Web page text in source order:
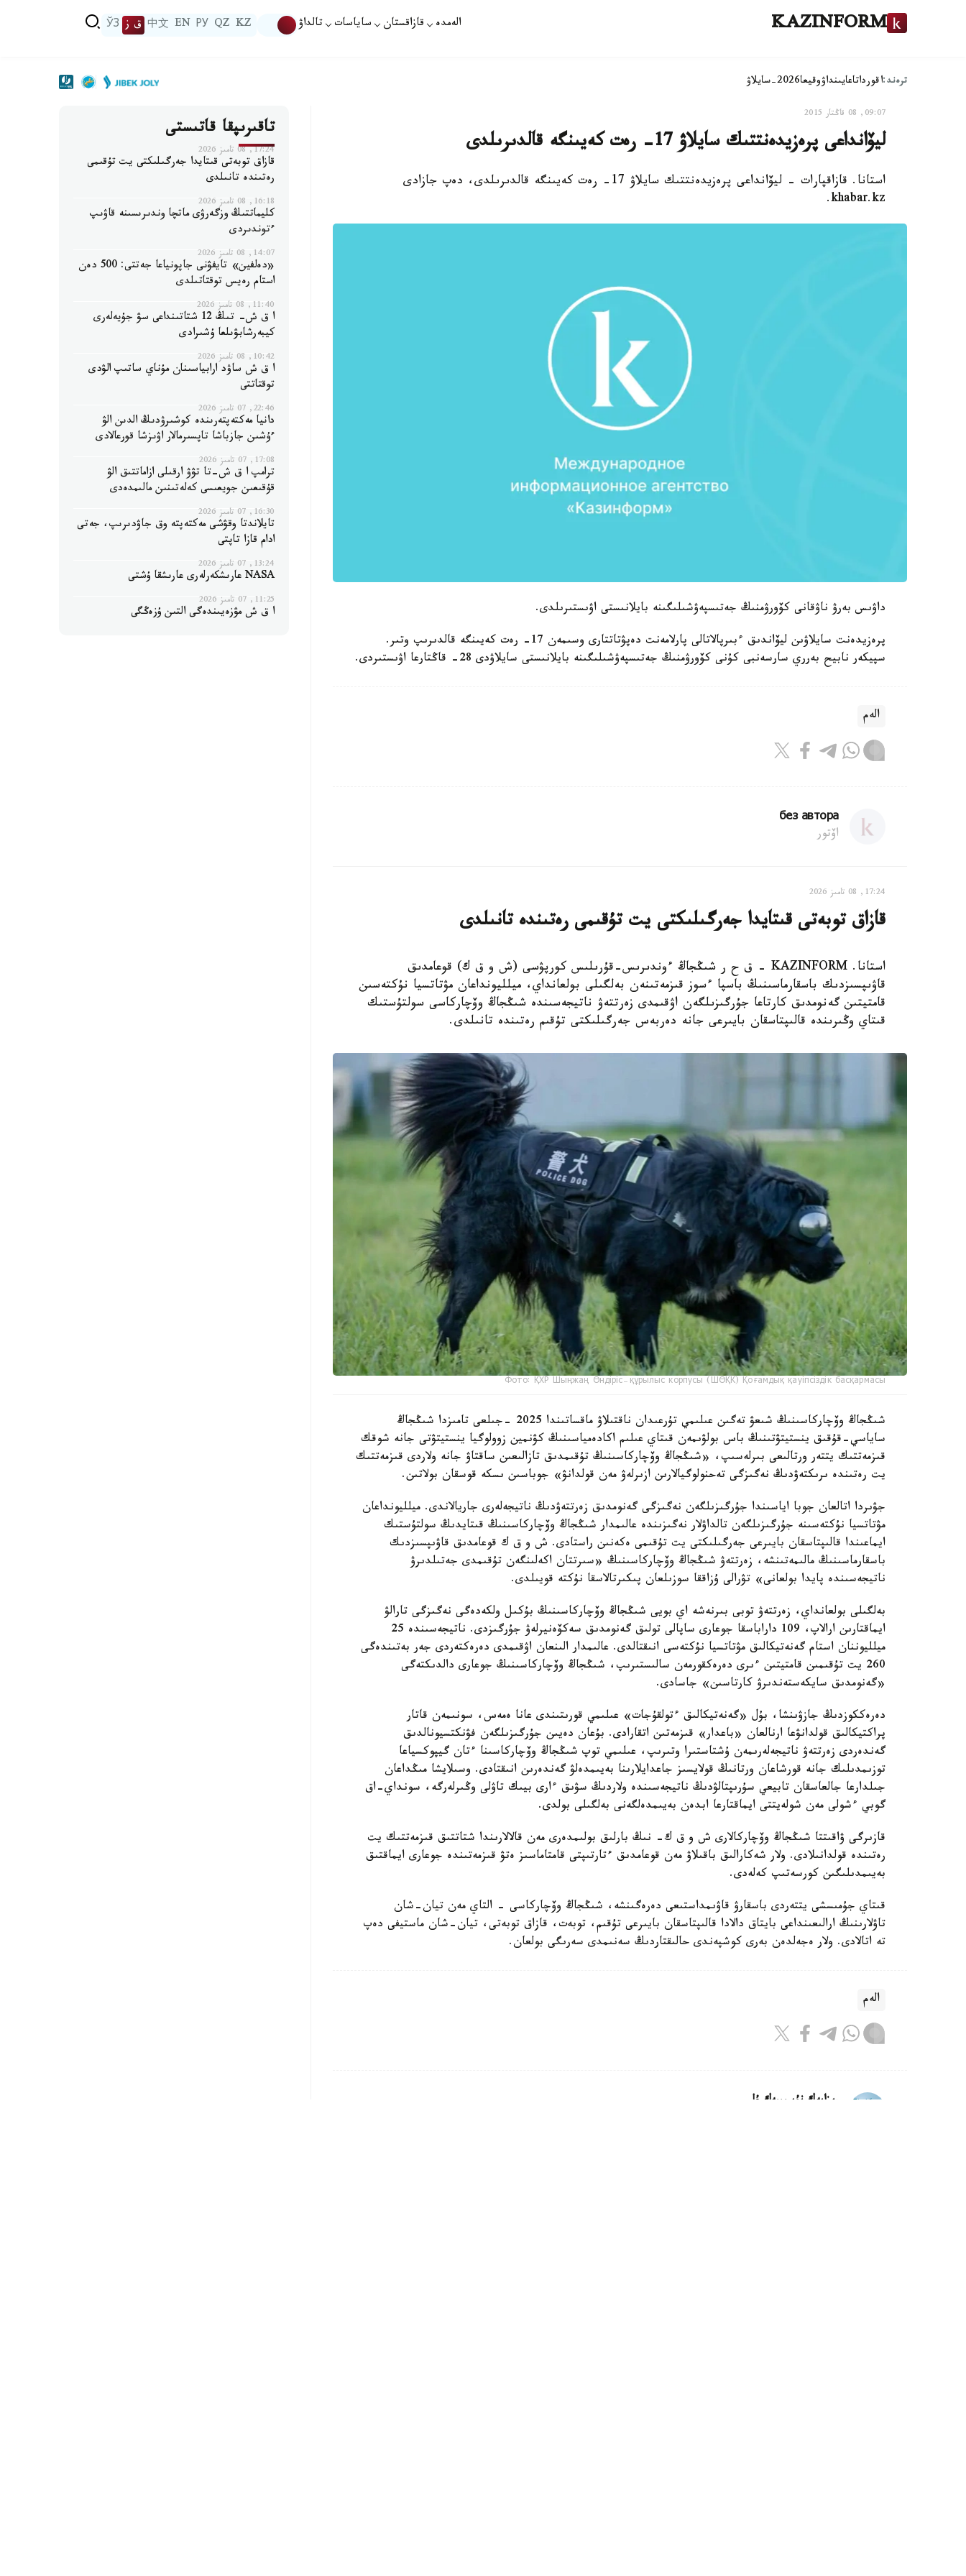
KAZINFORM الەمدە قازاقستان ساياسات تالداۋ KZ
QZ
РУ
EN
中文 ق ز ЎЗ
ترەند:اقورداتاعايىنداۋوقيعا2026-سايلاۋ
09:07, 08 قاڭتار 2015
ليۆانداعى پرەزيدەنتتىك سايلاۋ 17- رەت كەيىنگە قالدىرىلدى
استانا. قازاقپارات - ليۆانداعى پرەزيدەنتتىك سايلاۋ 17- رەت كەيىنگە قالدىرىلدى، دەپ جازادى
khabar.kz.
داۋىس بەرۋ ناۋقانى كۆورۋمنىڭ جەتىسپەۋشىلىگىنە بايلانىستى اۋىستىرىلدى.
پرەزيدەنت سايلاۋىن ليۆاندىق ءبىرپالاتالى پارلامەنت دەپۋتاتتارى وسىمەن 17- رەت كەيىنگە قالدىرىپ وتىر.
سپيكەر نابيح بەرري سارسەنبى كۇنى كۆورۋمنىڭ جەتىسپەۋشىلىگىنە بايلانىستى سايلاۋدى 28- قاڭتارعا اۋىستىردى.
الەم
без автора
اۆتور
17:24, 08 تامىز 2026
قازاق توبەتى قىتايدا جەرگىلىكتى يت تۇقىمى رەتىندە تانىلدى
استانا. KAZINFORM – ق ح ر شىڭجاڭ ءوندىرىس-قۇرىلىس كورپۋسى (ش و ق ك) قوعامدىق
قاۋىپسىزدىك باسقارماسىنىڭ باسپا ءسوز قىزمەتىنەن بەلگىلى بولعانداي، ميلليونداعان مۋتاتسيا نۇكتەسىن
قامتيتىن گەنومدىق كارتاعا جۇرگىزىلگەن اۋقىمدى زەرتتەۋ ناتيجەسىندە شىڭجاڭ وۆچاركاسى سولتۇستىك
قىتاي وڭىرىندە قالىپتاسقان بايىرعى جانە دەربەس جەرگىلىكتى تۇقىم رەتىندە تانىلدى.
Фото: ҚХР Шыңжаң Өндіріс-құрылыс корпусы (ШӨҚК) Қоғамдық қауіпсіздік басқармасы
شىڭجاڭ وۆچاركاسىنىڭ شىعۋ تەگىن عىلىمي تۇرعىدان ناقتىلاۋ ماقساتىندا 2025 -جىلعى تامىزدا شىڭجاڭ
ساياسي-قۇقىق ينستيتۋتىنىڭ باس بولۋىمەن قىتاي عىلىم اكادەمياسىنىڭ كۋنمين زوولوگيا ينستيتۋتى جانە شوقك
قىزمەتتىك يتتەر ورتالىعى بىرلەسىپ، «شىڭجاڭ وۆچاركاسىنىڭ تۇقىمدىق تازالىعىن ساقتاۋ جانە ولاردى قىزمەتتىك
يت رەتىندە ىرىكتەۋدىڭ نەگىزگى تەحنولوگيالارىن ازىرلەۋ مەن قولدانۋ» جوباسىن ىسكە قوسقان بولاتىن.
جۋىردا اتالعان جوبا اياسىندا جۇرگىزىلگەن نەگىزگى گەنومدىق زەرتتەۋدىڭ ناتيجەلەرى جاريالاندى. ميلليونداعان
مۋتاتسيا نۇكتەسىنە جۇرگىزىلگەن تالداۋلار نەگىزىندە عالىمدار شىڭجاڭ وۆچاركاسىنىڭ قىتايدىڭ سولتۇستىك
ايماعىندا قالىپتاسقان بايىرعى جەرگىلىكتى يت تۇقىمى ەكەنىن راستادى. ش و ق ك قوعامدىق قاۋىپسىزدىك
باسقارماسىنىڭ مالىمەتىنشە، زەرتتەۋ شىڭجاڭ وۆچاركاسىنىڭ «سىرتتان اكەلىنگەن تۇقىمدى جەتىلدىرۋ
ناتيجەسىندە پايدا بولعانى» تۋرالى ۇزاققا سوزىلعان پىكىرتالاسقا نۇكتە قويىلدى.
بەلگىلى بولعانداي، زەرتتەۋ توبى بىرنەشە اي بويى شىڭجاڭ وۆچاركاسىنىڭ بۇكىل ولكەدەگى نەگىزگى تارالۋ
ايماقتارىن ارالاپ، 109 داراباسقا جوعارى ساپالى تولىق گەنومدىق سەكۆەنيرلەۋ جۇرگىزدى. ناتيجەسىندە 25
ميلليوننان استام گەنەتيكالىق مۋتاتسيا نۇكتەسى انىقتالدى. عالىمدار الىنعان اۋقىمدى دەرەكتەردى جەر بەتىندەگى
260 يت تۇقىمىن قامتيتىن ءىرى دەرەكقورمەن سالىستىرىپ، شىڭجاڭ وۆچاركاسىنىڭ جوعارى دالدىكتەگى
«گەنومدىق سايكەستەندىرۋ كارتاسىن» جاسادى.
دەرەككوزدىڭ جازۋىنشا، بۇل «گەنەتيكالىق ءتولقۇجات» عىلىمي قورىتىندى عانا ەمەس، سونىمەن قاتار
پراكتيكالىق قولدانۋعا ارنالعان «باعدار» قىزمەتىن اتقارادى. بۇعان دەيىن جۇرگىزىلگەن فۋنكتسيونالدىق
گەندەردى زەرتتەۋ ناتيجەلەرىمەن ۇشتاستىرا وتىرىپ، عىلىمي توپ شىڭجاڭ وۆچاركاسىنا ءتان گيپوكسياعا
توزىمدىلىك جانە قورشاعان ورتانىڭ قولايسىز جاعدايلارىنا بەيىمدەلۋ گەندەرىن انىقتادى. وسىلايشا مىڭداعان
جىلدارعا جالعاسقان تابيعي سۇرىپتالۋدىڭ ناتيجەسىندە ولاردىڭ سۋىق ءارى بيىك تاۋلى وڭىرلەرگە، سونداي-اق
گوبي ءشولى مەن شولەيتتى ايماقتارعا ابدەن بەيىمدەلگەنى بەلگىلى بولدى.
قازىرگى ۋاقىتتا شىڭجاڭ وۆچاركالارى ش و ق ك- نىڭ بارلىق بولىمدەرى مەن قالالارىندا شتاتتىق قىزمەتتىك يت
رەتىندە قولدانىلادى. ولار شەكارالىق باقىلاۋ مەن قوعامدىق ءتارتىپتى قامتاماسىز ەتۋ قىزمەتىندە جوعارى ايماقتىق
بەيىمدىلىگىن كورسەتىپ كەلەدى.
قىتاي جۇمىسشى يتتەردى باسقارۋ قاۋىمداستىعى دەرەگىنشە، شىڭجاڭ وۆچاركاسى - التاي مەن تيان-شان
تاۋلارىنىڭ ارالىعىنداعى بايتاق دالادا قالىپتاسقان بايىرعى تۇقىم، توبەت، قازاق توبەتى، تيان-شان ماستيفى دەپ
تە اتالادى. ولار ەجەلدەن بەرى كوشپەندى حالىقتاردىڭ سەنىمدى سەرىگى بولعان.
الەم
ريزابەك نۇسىپبەك ۇلى
تاقىرىپقا قاتىستى
17:24, 08 تامىز 2026
قازاق توبەتى قىتايدا جەرگىلىكتى يت تۇقىمى
رەتىندە تانىلدى
16:18, 08 تامىز 2026
كليماتتىڭ وزگەرۋى ماتچا وندىرىسىنە قاۋىپ
ءتوندىردى
14:07, 08 تامىز 2026
«دەلفين» تايفۋنى جاپونياعا جەتتى: 500 دەن
استام رەيس توقتاتىلدى
11:40, 08 تامىز 2026
ا ق ش- تىڭ 12 شتاتىنداعى سۋ جۇيەلەرى
كيبەرشابۋىلعا ۇشىرادى
10:42, 08 تامىز 2026
ا ق ش ساۋد ارابياسىنان مۇناي ساتىپ الۋدى
توقتاتتى
22:46, 07 تامىز 2026
دانيا مەكتەپتەرىندە كوشىرۋدىڭ الدىن الۋ
ءۇشىن جازباشا تاپسىرمالار اۋىزشا قورعالادى
17:08, 07 تامىز 2026
ترامپ ا ق ش-تا تۋۋ ارقىلى ازاماتتىق الۋ
قۇقىعىن جويعىسى كەلەتىنىن مالىمدەدى
16:30, 07 تامىز 2026
تايلاندتا وقۋشى مەكتەپتە وق جاۋدىرىپ، جەتى
ادام قازا تاپتى
13:24, 07 تامىز 2026
NASA عارىشكەرلەرى عارىشقا ۇشتى
11:25, 07 تامىز 2026
ا ق ش مۋزەيىندەگى التىن ۇزەڭگى